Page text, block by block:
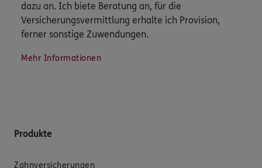
dazu an. Ich biete Beratung an, für die
Versicherungsvermittlung erhalte ich Provision,
ferner sonstige Zuwendungen.
Mehr Informationen
Produkte
Zahnversicherungen